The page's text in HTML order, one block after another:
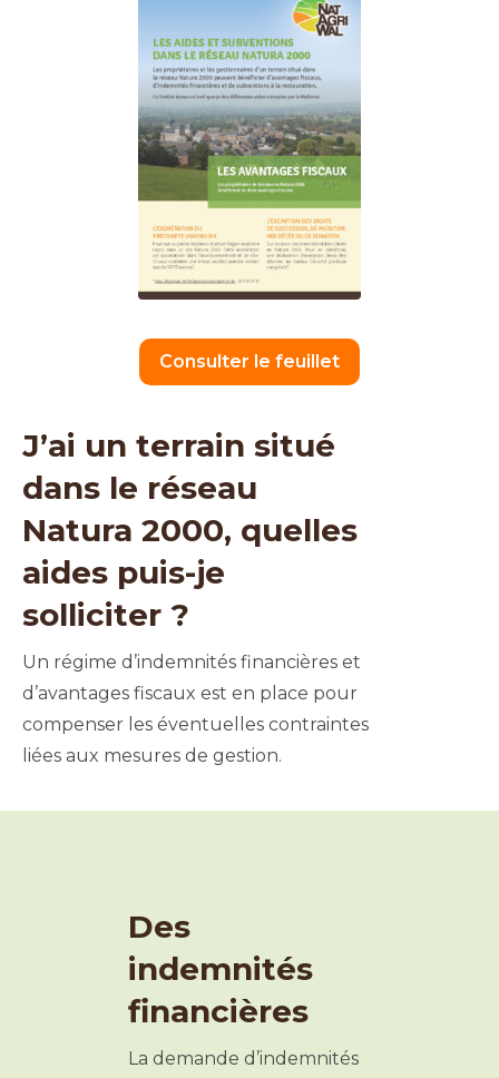
Consulter le feuillet
J’ai un terrain situé
dans le réseau
Natura 2000, quelles
aides puis-je
solliciter ?
Un régime d’indemnités financières et
d’avantages fiscaux est en place pour
compenser les éventuelles contraintes
liées aux mesures de gestion.
Des
indemnités
financières
La demande d’indemnités